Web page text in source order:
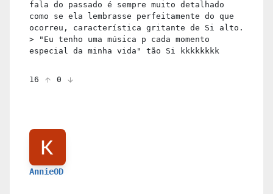
fala do passado é sempre muito detalhado
como se ela lembrasse perfeitamente do que
ocorreu, característica gritante de Si alto.
> "Eu tenho uma música p cada momento
especial da minha vida" tão Si kkkkkkkk
16 0
AnnieOD